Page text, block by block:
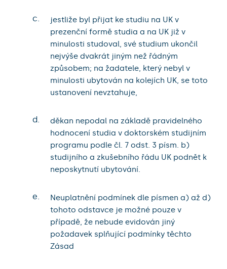
c.
jestliže byl přijat ke studiu na UK v
prezenční formě studia a na UK již v
minulosti studoval, své studium ukončil
nejvýše dvakrát jiným než řádným
způsobem; na žadatele, který nebyl v
minulosti ubytován na kolejích UK, se toto
ustanovení nevztahuje,
d.
děkan nepodal na základě pravidelného
hodnocení studia v doktorském studijním
programu podle čl. 7 odst. 3 písm. b)
studijního a zkušebního řádu UK podnět k
neposkytnutí ubytování.
e.
Neuplatnění podmínek dle písmen a) až d)
tohoto odstavce je možné pouze v
případě, že nebude evidován jiný
požadavek splňující podmínky těchto
Zásad